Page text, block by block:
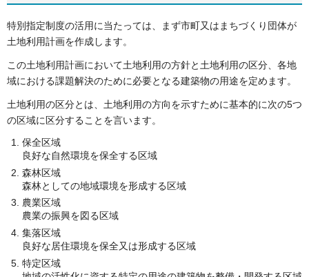
特別指定制度の活用に当たっては、まず市町又はまちづくり団体が
土地利用計画を作成します。
この土地利用計画において土地利用の方針と土地利用の区分、各地
域における課題解決のために必要となる建築物の用途を定めます。
土地利用の区分とは、土地利用の方向を示すために基本的に次の5つ
の区域に区分することを言います。
保全区域
良好な自然環境を保全する区域
森林区域
森林としての地域環境を形成する区域
農業区域
農業の振興を図る区域
集落区域
良好な居住環境を保全又は形成する区域
特定区域